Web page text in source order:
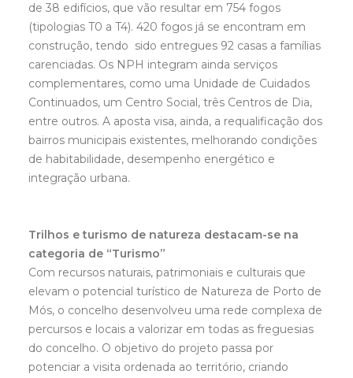
de 38 edifícios, que vão resultar em 754 fogos
(tipologias T0 a T4). 420 fogos já se encontram em
construção, tendo sido entregues 92 casas a famílias
carenciadas. Os NPH integram ainda serviços
complementares, como uma Unidade de Cuidados
Continuados, um Centro Social, três Centros de Dia,
entre outros. A aposta visa, ainda, a requalificação dos
bairros municipais existentes, melhorando condições
de habitabilidade, desempenho energético e
integração urbana.
Trilhos e turismo de natureza destacam-se na
categoria de “Turismo”
Com recursos naturais, patrimoniais e culturais que
elevam o potencial turístico de Natureza de Porto de
Mós, o concelho desenvolveu uma rede complexa de
percursos e locais a valorizar em todas as freguesias
do concelho. O objetivo do projeto passa por
potenciar a visita ordenada ao território, criando